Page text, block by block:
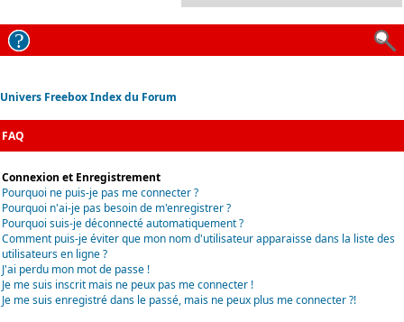
Univers Freebox Index du Forum
FAQ
Connexion et Enregistrement
Pourquoi ne puis-je pas me connecter ?
Pourquoi n'ai-je pas besoin de m'enregistrer ?
Pourquoi suis-je déconnecté automatiquement ?
Comment puis-je éviter que mon nom d'utilisateur apparaisse dans la liste des
utilisateurs en ligne ?
J'ai perdu mon mot de passe !
Je me suis inscrit mais ne peux pas me connecter !
Je me suis enregistré dans le passé, mais ne peux plus me connecter ?!